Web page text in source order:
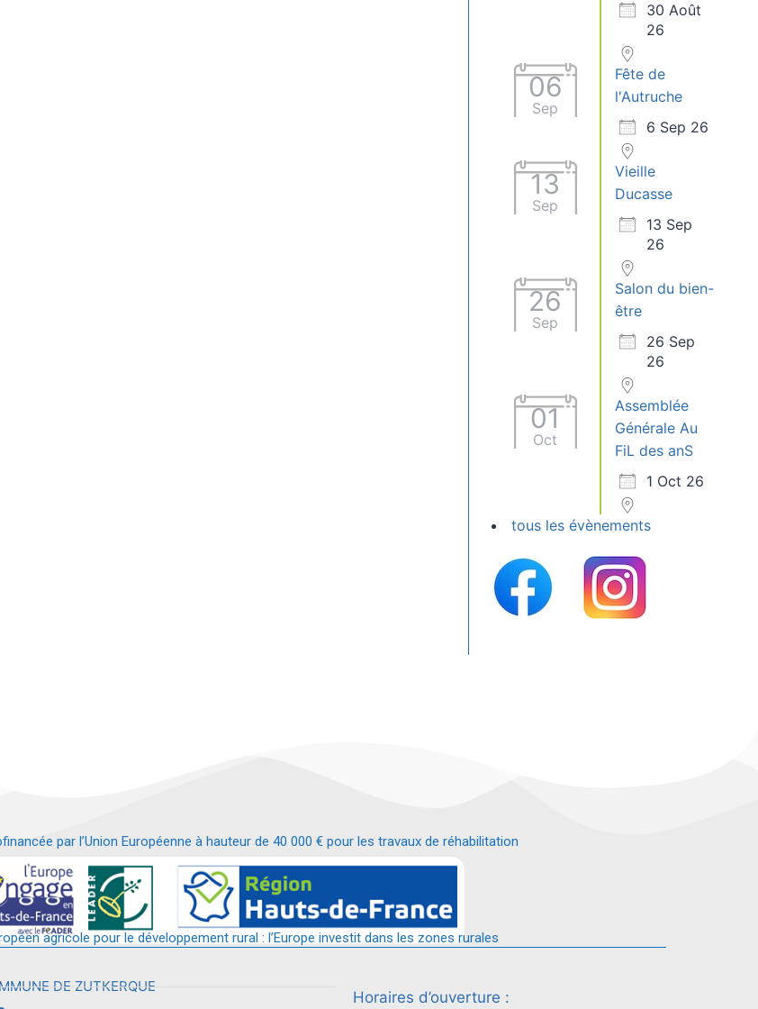
30 Août
26
06
Sep
Fête de
l'Autruche
6 Sep 26
13
Sep
Vieille
Ducasse
13 Sep
26
26
Sep
Salon du bien-
être
26 Sep
26
01
Oct
Assemblée
Générale Au
FiL des anS
1 Oct 26
tous les évènements
par l’Union Européenne à hauteur de 40 000 € pour les travaux de réhabilitation
d’un bâtiment en services et commerces de proximité.
agricole pour le développement rural : l’Europe investit dans les zones rurales
DE ZUTKERQUE
Horaires d’ouverture :